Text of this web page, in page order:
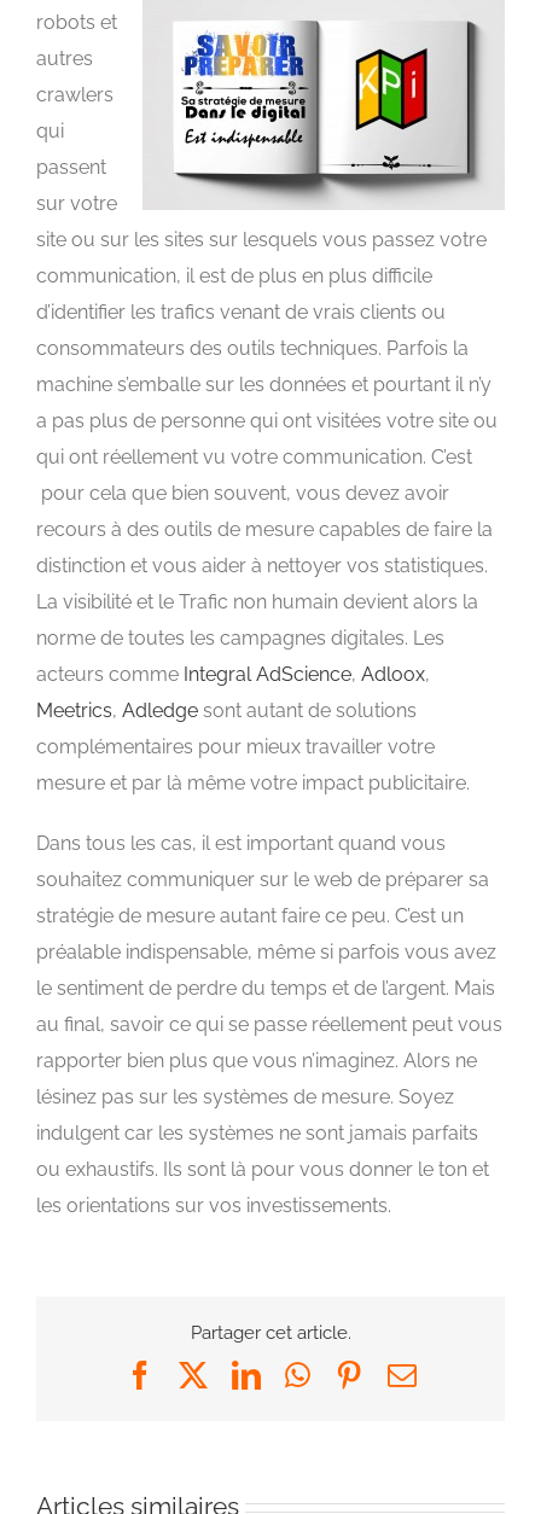
robots et
autres
crawlers
qui
passent
sur votre
site ou sur les sites sur lesquels vous passez votre
communication, il est de plus en plus difficile
d’identifier les trafics venant de vrais clients ou
consommateurs des outils techniques. Parfois la
machine s’emballe sur les données et pourtant il n’y
a pas plus de personne qui ont visitées votre site ou
qui ont réellement vu votre communication. C’est
pour cela que bien souvent, vous devez avoir
recours à des outils de mesure capables de faire la
distinction et vous aider à nettoyer vos statistiques.
La visibilité et le Trafic non humain devient alors la
norme de toutes les campagnes digitales. Les
acteurs comme Integral AdScience, Adloox,
Meetrics, Adledge sont autant de solutions
complémentaires pour mieux travailler votre
mesure et par là même votre impact publicitaire.
Dans tous les cas, il est important quand vous
souhaitez communiquer sur le web de préparer sa
stratégie de mesure autant faire ce peu. C’est un
préalable indispensable, même si parfois vous avez
le sentiment de perdre du temps et de l’argent. Mais
au final, savoir ce qui se passe réellement peut vous
rapporter bien plus que vous n’imaginez. Alors ne
lésinez pas sur les systèmes de mesure. Soyez
indulgent car les systèmes ne sont jamais parfaits
ou exhaustifs. Ils sont là pour vous donner le ton et
les orientations sur vos investissements.
Partager cet article.
FacebookLinkedInWhatsApp
Pinterest
Email
Articles similaires